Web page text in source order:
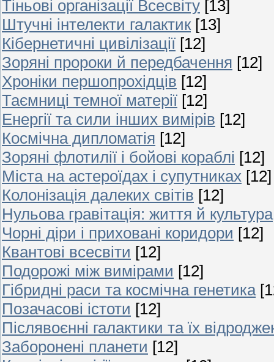
Тіньові організації Всесвіту [13]
Штучні інтелекти галактик [13]
Кібернетичні цивілізації [12]
Зоряні пророки й передбачення [12]
Хроніки першопрохідців [12]
Таємниці темної матерії [12]
Енергії та сили інших вимірів [12]
Космічна дипломатія [12]
Зоряні флотилії і бойові кораблі [12]
Міста на астероїдах і супутниках [12]
Колонізація далеких світів [12]
Нульова гравітація: життя й культура
Чорні діри і приховані коридори [12]
Квантові всесвіти [12]
Подорожі між вимірами [12]
Гібридні раси та космічна генетика
Позачасові істоти [12]
Післявоєнні галактики та їх
Заборонені планети [12]